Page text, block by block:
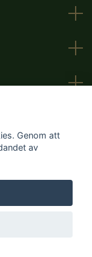
Genom att
av